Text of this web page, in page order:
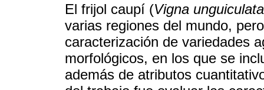
El frijol caupí (Vigna unguiculata
varias regiones del mundo,
caracterización de variedades
morfológicos, en los que se
además de atributos